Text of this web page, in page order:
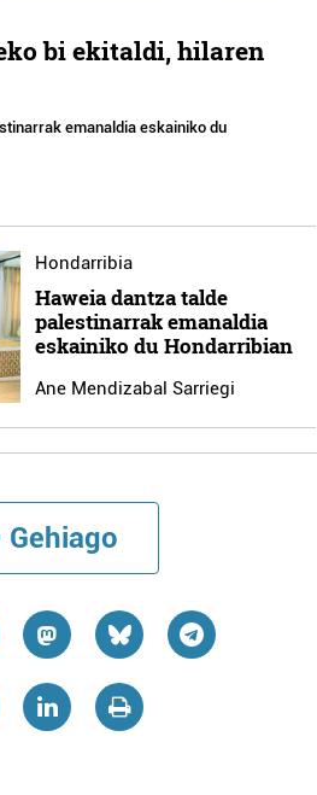
bi ekitaldi, hilaren
emanaldia eskainiko du
Hondarribia
Haweia dantza talde
palestinarrak emanaldia
eskainiko du Hondarribian
Ane Mendizabal Sarriegi
Gehiago